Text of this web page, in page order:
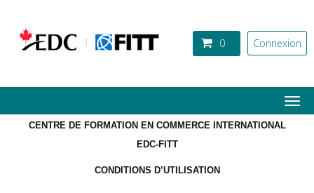
Aller au contenu principal
Connexion
0
CENTRE DE FORMATION EN COMMERCE INTERNATIONAL
EDC-FITT
CONDITIONS D’UTILISATION